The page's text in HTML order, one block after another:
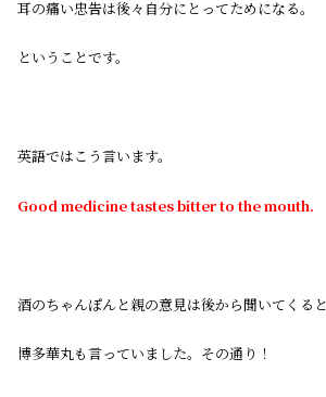
耳の痛い忠告は後々自分にとってためになる。
ということです。
英語ではこう言います。
Good medicine tastes bitter to the mouth.
酒のちゃんぽんと親の意見は後から聞いてくると
博多華丸も言っていました。その通り！